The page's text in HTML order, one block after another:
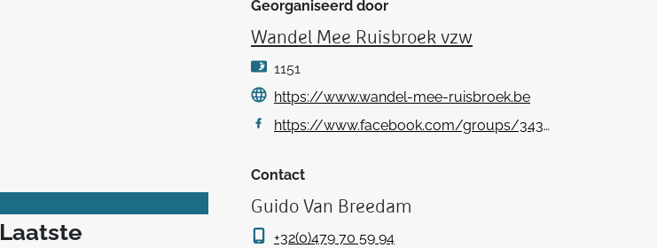
Laatste
Georganiseerd door
Wandel Mee Ruisbroek vzw
1151
https://www.wandel-mee-ruisbroek.be
https://www.facebook.com/groups/343834539532357
Contact
Guido Van Breedam
+32(0)479 70 59 94